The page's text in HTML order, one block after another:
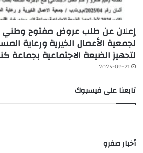
لجمعية الأعمال الخيرية ورعاية
لتجهيز الضيعة الاجتماعية بجماعة
2025-09-21
تابعنا على فيسبوك
أخبار صفرو